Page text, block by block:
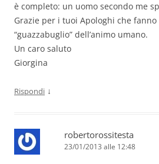
è completo: un uomo secondo me
Grazie per i tuoi Apologhi che
“guazzabuglio” dell’animo umano.
Un caro saluto
Giorgina
Rispondi ↓
robertorossitesta
23/01/2013 alle 12:48